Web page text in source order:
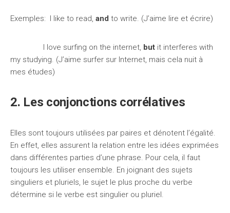
Exemples: I like to read, and to write. (J’aime lire et écrire)
I love surfing on the internet, but it interferes with
my studying. (J’aime surfer sur Internet, mais cela nuit à
mes études)
2. Les conjonctions corrélatives
Elles sont toujours utilisées par paires et dénotent l’égalité.
En effet, elles assurent la relation entre les idées exprimées
dans différentes parties d’une phrase. Pour cela, il faut
toujours les utiliser ensemble. En joignant des sujets
singuliers et pluriels, le sujet le plus proche du verbe
détermine si le verbe est singulier ou pluriel.